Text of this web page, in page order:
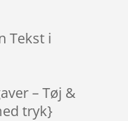
Tekst i
– Tøj &
tryk}